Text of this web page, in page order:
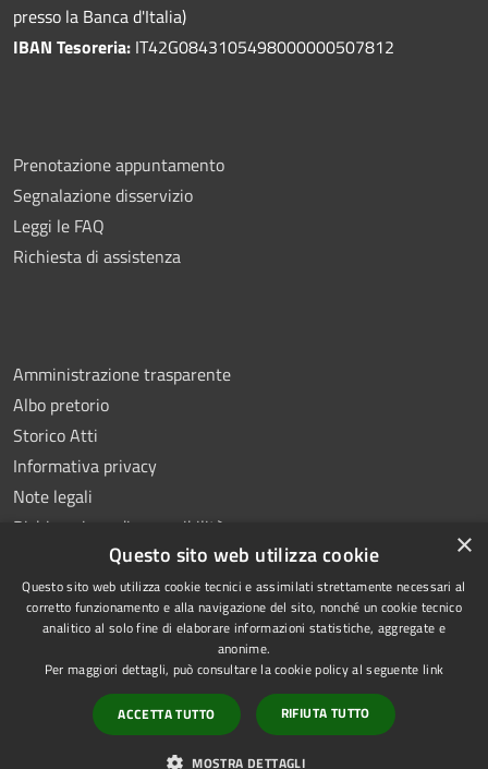
presso la Banca d'Italia)
IBAN Tesoreria: IT42G0843105498000000507812
Prenotazione appuntamento
Segnalazione disservizio
Leggi le FAQ
Richiesta di assistenza
Amministrazione trasparente
Albo pretorio
Storico Atti
Informativa privacy
Note legali
Dichiarazione di accessibilità
RSS
Accessibilità
Copyright © 2026 • Comune di
Montoro • Powered by
Municipium•Accesso
redazione
×
Questo sito web utilizza cookie
Questo sito web utilizza cookie tecnici e assimilati strettamente necessari al
corretto funzionamento e alla navigazione del sito, nonché un cookie tecnico
analitico al solo fine di elaborare informazioni statistiche, aggregate e
anonime.
Per maggiori dettagli, può consultare la cookie policy al seguente link
ACCETTA TUTTO RIFIUTA TUTTO
MOSTRA DETTAGLI